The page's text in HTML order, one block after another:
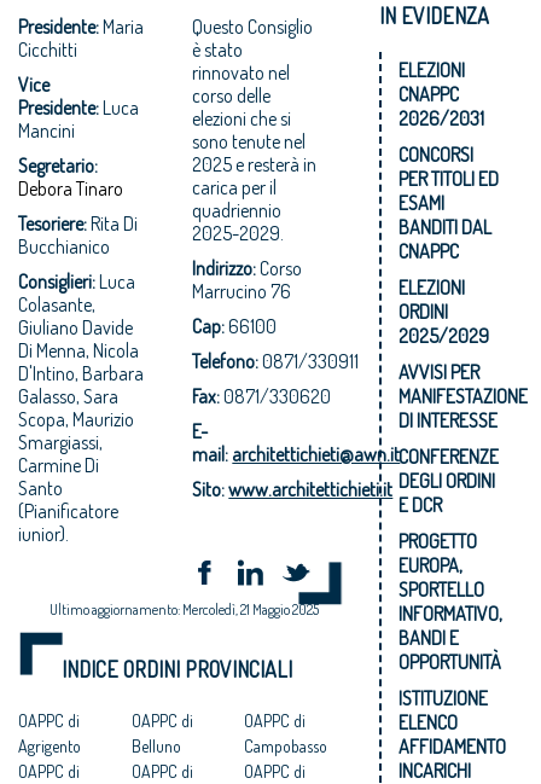
Presidente:Maria
Cicchitti
Vice
Presidente:Luca
Mancini
Segretario:
Debora Tinaro
Tesoriere:Rita Di
Bucchianico
Consiglieri:Luca
Colasante,
Giuliano Davide
Di Menna, Nicola
D'Intino, Barbara
Galasso, Sara
Scopa, Maurizio
Smargiassi,
Carmine Di
Santo
(Pianificatore
iunior).
Questo Consiglio
è stato
rinnovato nel
corso delle
elezioni che si
sono tenute nel
2025 e resterà in
carica per il
quadriennio
2025-2029.
Indirizzo:Corso
Marrucino 76
Cap:66100
Telefono:0871/330911
Fax:0871/330620
E-
mail: architettichieti@awn.it
Sito:www.architettichieti.it
Ultimo aggiornamento: Mercoledì, 21 Maggio 2025
INDICE ORDINI PROVINCIALI
OAPPC di
Agrigento
OAPPC di
OAPPC di
Belluno
OAPPC di
OAPPC di
Campobasso
OAPPC di
IN EVIDENZA
ELEZIONI
CNAPPC
2026/2031
CONCORSI
PER TITOLI ED
ESAMI
BANDITI DAL
CNAPPC
ELEZIONI
ORDINI
2025/2029
AVVISI PER
MANIFESTAZIONE
DI INTERESSE
CONFERENZE
DEGLI ORDINI
E DCR
PROGETTO
EUROPA,
SPORTELLO
INFORMATIVO,
BANDI E
OPPORTUNITÀ
ISTITUZIONE
ELENCO
AFFIDAMENTO
INCARICHI